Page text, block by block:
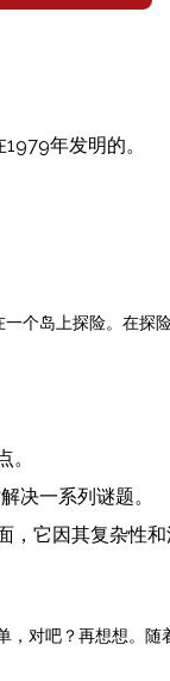
年发明的。
个岛上探险。在
决一系列谜题。
它因其复杂性和
对吧？再想想。